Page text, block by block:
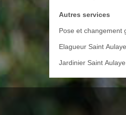
Autres services
Pose et changement
Elagueur Saint Aulaye
Jardinier Saint Aulaye